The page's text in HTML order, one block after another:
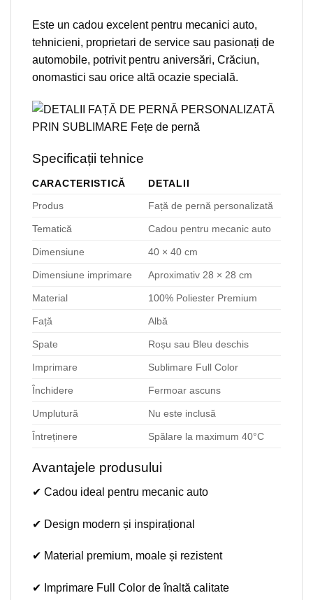
Este un cadou excelent pentru mecanici auto,
tehnicieni, proprietari de service sau pasionați de
automobile, potrivit pentru aniversări, Crăciun,
onomastici sau orice altă ocazie specială.
Specificații tehnice
CARACTERISTICĂ
DETALII
Produs
Față de pernă personalizată
Tematică Cadou pentru mecanic auto
Dimensiune 40 × 40 cm
Dimensiune imprimare Aproximativ 28 × 28 cm
Material 100% Poliester Premium
Față Albă
Spate Roșu sau Bleu deschis
Imprimare Sublimare Full Color
Închidere Fermoar ascuns
Umplutură Nu este inclusă
Întreținere Spălare la maximum 40°C
Avantajele produsului
✔ Cadou ideal pentru mecanic auto
✔ Design modern și inspirațional
✔ Material premium, moale și rezistent
✔ Imprimare Full Color de înaltă calitate